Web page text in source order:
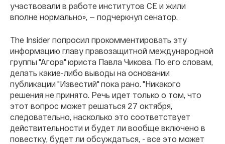
участвовали в работе институтов СЕ и жили
вполне нормально», — подчеркнул сенатор.
The Insider попросил прокомментировать эту
информацию главу правозащитной международной
группы "Агора" юриста Павла Чикова. По его словам,
делать какие-либо выводы на основании
публикации "Известий" пока рано. "Никакого
решения не принято. Речь идет только о том, что
этот вопрос может решаться 27 октября,
следовательно, насколько это соответствует
действительности и будет ли вообще включено в
повестку, будет ли обсуждаться, - все это может